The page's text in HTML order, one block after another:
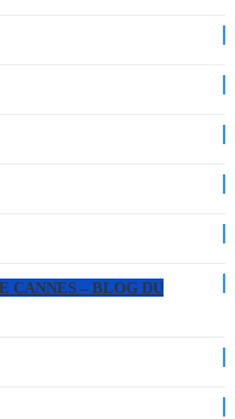
CANNES – BLOG DU